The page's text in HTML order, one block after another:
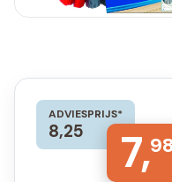
ADVIESPRIJS*
8,25 7,98